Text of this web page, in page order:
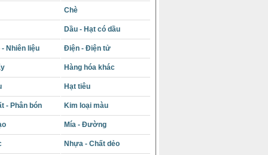
Chè
Dầu - Hạt có dầu
- Nhiên liệu Điện - Điện tử
Hàng hóa khác
Hạt tiêu
- Phân bón Kim loại màu
Mía - Đường
Nhựa - Chất dẻo